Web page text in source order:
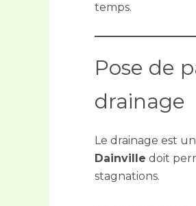
temps.
Pose de
drainage
Le drainage est
Dainville doit
stagnations.